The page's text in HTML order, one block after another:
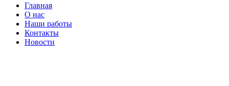
Главная
О нас
Наши работы
Контакты
Новости